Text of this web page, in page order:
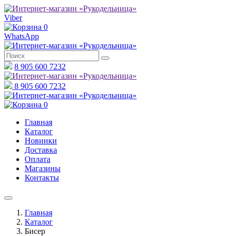
Viber
0
WhatsApp
8 905 600 7232
8 905 600 7232
0
Главная
Каталог
Новинки
Доставка
Оплата
Магазины
Контакты
Главная
Каталог
Бисер